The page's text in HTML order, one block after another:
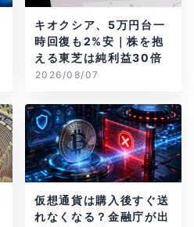
キオクシア、5万円台一
時回復も2%安｜株を抱
える東芝は純利益30倍
2026/08/07
仮想通貨は購入後すぐ送
れなくなる？金融庁が出